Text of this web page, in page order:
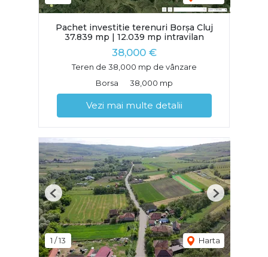
Pachet investitie terenuri Borșa Cluj
37.839 mp | 12.039 mp intravilan
38,000 €
Teren de 38,000 mp de vânzare
Borsa
38,000 mp
Vezi mai multe detalii
1 /13 Harta
Previous Next